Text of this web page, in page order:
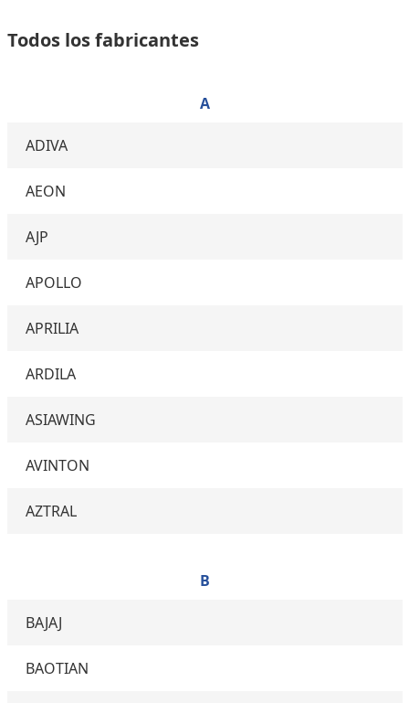
Todos los fabricantes
A
ADIVA
AEON
AJP
APOLLO
APRILIA
ARDILA
ASIAWING
AVINTON
AZTRAL
B
BAJAJ
BAOTIAN